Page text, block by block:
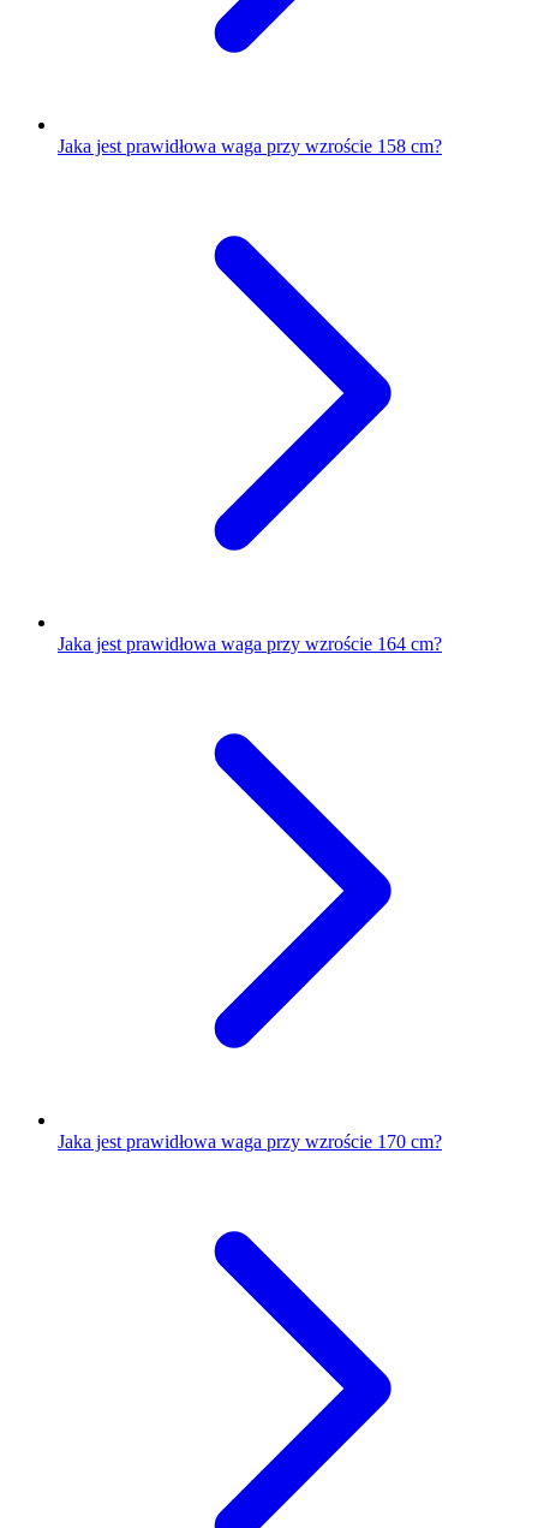
Jaka jest prawidłowa waga przy wzroście 158 cm?
Jaka jest prawidłowa waga przy wzroście 164 cm?
Jaka jest prawidłowa waga przy wzroście 170 cm?